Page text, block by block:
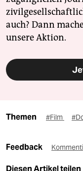
auch? Dann
unsere Aktion.
Themen #Film
Feedback
Diesen Artikel teilen